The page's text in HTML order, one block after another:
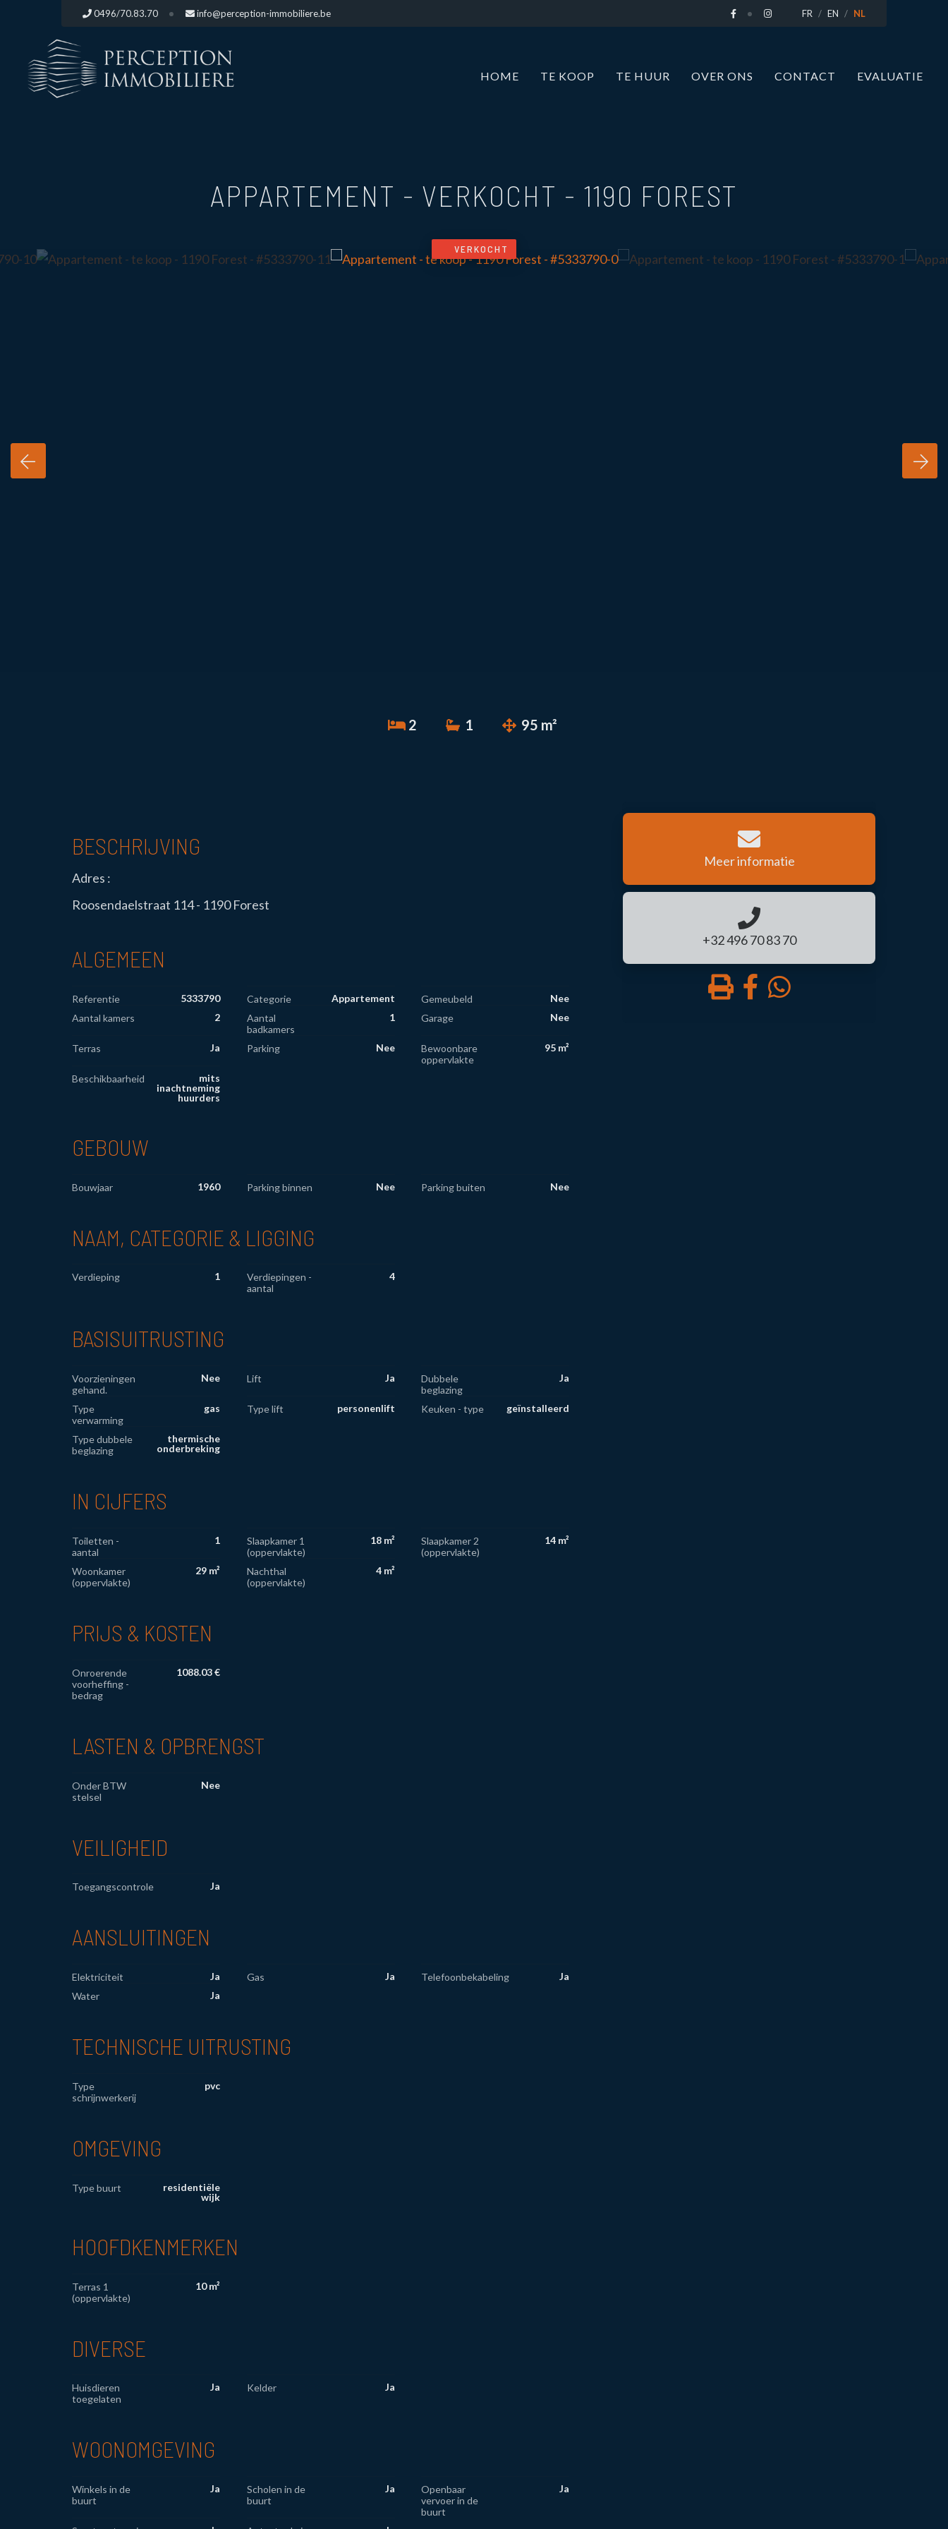
0496/70.83.70 info@perception-immobiliere.be FR EN NL
HOME TE KOOP TE HUUR OVER ONS CONTACT EVALUATIE
APPARTEMENT - VERKOCHT - 1190 FOREST
VERKOCHT
2 1 95 m²
BESCHRIJVING
Adres :
Roosendaelstraat 114 - 1190 Forest
ALGEMEEN
Referentie 5333790 Categorie Appartement Gemeubeld
Nee
Aantal kamers
2
Aantal
badkamers
1 Garage Nee
Terras Ja Parking Nee
Bewoonbare
oppervlakte
95 m²
Beschikbaarheid
mits
inachtneming
huurders
GEBOUW
Bouwjaar 1960 Parking binnen Nee Parking buiten Nee
NAAM, CATEGORIE & LIGGING
Verdieping 1
Verdiepingen -
aantal
4
BASISUITRUSTING
Voorzieningen
gehand.
Nee Lift Ja
Dubbele
beglazing
Ja
Type
verwarming
gas Type lift personenlift Keuken - type geïnstalleerd
Type dubbele
beglazing
thermische
onderbreking
IN CIJFERS
Toiletten -
aantal
1
Slaapkamer 1
(oppervlakte)
18 m²
Slaapkamer 2
(oppervlakte)
14 m²
Woonkamer
(oppervlakte)
29 m²
Nachthal
(oppervlakte)
4 m²
PRIJS & KOSTEN
Onroerende
voorheffing -
bedrag
1088.03 €
LASTEN & OPBRENGST
Onder BTW
stelsel
Nee
VEILIGHEID
Toegangscontrole Ja
AANSLUITINGEN
Elektriciteit Ja Gas Ja Telefoonbekabeling
Ja
Water
Ja
TECHNISCHE UITRUSTING
Type
schrijnwerkerij
pvc
OMGEVING
Type buurt
residentiële
wijk
HOOFDKENMERKEN
Terras 1
(oppervlakte)
10 m²
DIVERSE
Huisdieren
toegelaten
Ja Kelder Ja
WOONOMGEVING
Winkels in de
buurt
Ja
Scholen in de
buurt
Ja
Openbaar
vervoer in de
buurt
Ja
Meer informatie
+32 496 70 83 70